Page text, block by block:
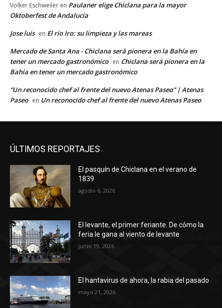
Volker Eschweiler en Paulaner elige Chiclana para la mayor
Oktoberfest de Andalucía
Jose luis en El río Iro: su limpieza y las mareas
Mercado de Santa Ana - Chiclana será pionera en la Bahía en
tener un mercado gastronómico en Chiclana será pionera en la
Bahía en tener un mercado gastronómico
“Un reconocido chef al frente del nuevo Atenas Paseo” | Atenas
Paseo en Un reconocido chef al frente del nuevo Atenas Paseo
ÚLTIMOS REPORTAJES
El pasquín de Chiclana en el verano de
1839
agosto 6, 2026
El levante, el primer feriante. De cómo la
feria le gana al viento de levante
junio 19, 2026
El hantavirus de ahora, la rabia del pasado
mayo 21, 2026